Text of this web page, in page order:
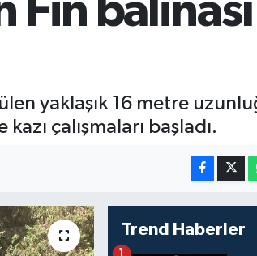
64.840,97
%-0.15
yaklaşık 16 metre
çalışmaları başladı.
Trend Haberler
1